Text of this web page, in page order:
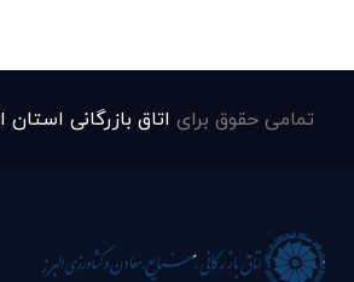
تمامی حقوق برای اتاق بازرگانی استان